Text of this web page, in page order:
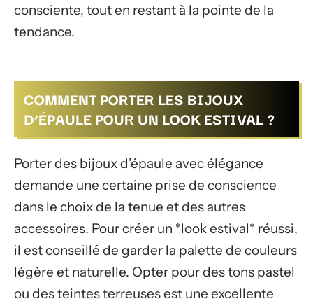
consciente, tout en restant à la pointe de la
tendance.
COMMENT PORTER LES BIJOUX
D’ÉPAULE POUR UN LOOK ESTIVAL ?
Porter des bijoux d’épaule avec élégance
demande une certaine prise de conscience
dans le choix de la tenue et des autres
accessoires. Pour créer un *look estival* réussi,
il est conseillé de garder la palette de couleurs
légère et naturelle. Opter pour des tons pastel
ou des teintes terreuses est une excellente